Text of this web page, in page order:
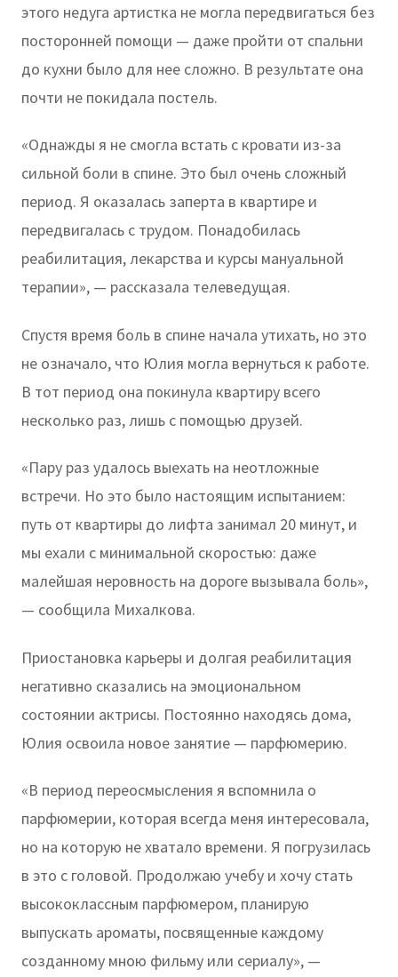
этого недуга артистка не могла передвигаться без
посторонней помощи — даже пройти от спальни
до кухни было для нее сложно. В результате она
почти не покидала постель.
«Однажды я не смогла встать с кровати из-за
сильной боли в спине. Это был очень сложный
период. Я оказалась заперта в квартире и
передвигалась с трудом. Понадобилась
реабилитация, лекарства и курсы мануальной
терапии», — рассказала телеведущая.
Спустя время боль в спине начала утихать, но это
не означало, что Юлия могла вернуться к работе.
В тот период она покинула квартиру всего
несколько раз, лишь с помощью друзей.
«Пару раз удалось выехать на неотложные
встречи. Но это было настоящим испытанием:
путь от квартиры до лифта занимал 20 минут, и
мы ехали с минимальной скоростью: даже
малейшая неровность на дороге вызывала боль»,
— сообщила Михалкова.
Приостановка карьеры и долгая реабилитация
негативно сказались на эмоциональном
состоянии актрисы. Постоянно находясь дома,
Юлия освоила новое занятие — парфюмерию.
«В период переосмысления я вспомнила о
парфюмерии, которая всегда меня интересовала,
но на которую не хватало времени. Я погрузилась
в это с головой. Продолжаю учебу и хочу стать
высококлассным парфюмером, планирую
выпускать ароматы, посвященные каждому
созданному мною фильму или сериалу», —